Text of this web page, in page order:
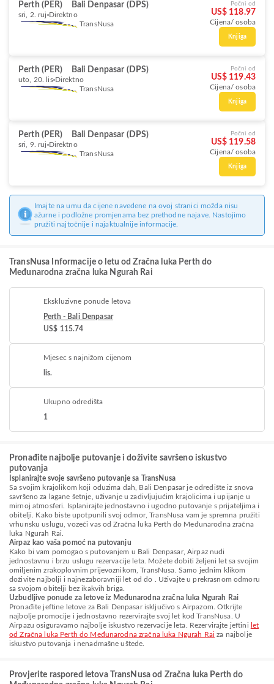
Perth (PER) Bali Denpasar (DPS)
sri, 2. ruj Direktno
TransNusa
Počni od
US$ 118.97
Cijena/ osoba
Knjiga
Perth (PER) Bali Denpasar (DPS)
uto, 20. lis Direktno
TransNusa
Počni od
US$ 119.43
Cijena/ osoba
Knjiga
Perth (PER) Bali Denpasar (DPS)
sri, 9. ruj Direktno
TransNusa
Počni od
US$ 119.58
Cijena/ osoba
Knjiga
Imajte na umu da cijene navedene na ovoj stranici možda nisu
ažurne i podložne promjenama bez prethodne najave. Nastojimo
pružiti najtočnije i najaktualnije informacije.
TransNusa Informacije o letu od Zračna luka Perth do
Međunarodna zračna luka Ngurah Rai
Ekskluzivne ponude letova
Perth - Bali Denpasar
US$ 115.74
Mjesec s najnižom cijenom
lis.
Ukupno odredišta
1
Pronađite najbolje putovanje i doživite savršeno iskustvo
putovanja
Isplanirajte svoje savršeno putovanje sa TransNusa
Sa svojim krajolikom koji oduzima dah, Bali Denpasar je odredište iz snova
savršeno za lagane šetnje, uživanje u zadivljujućim krajolicima i upijanje u
mirnoj atmosferi. Isplanirajte jednostavno i ugodno putovanje s prijateljima i
obitelji. Kako biste upotpunili svoj odmor, TransNusa vam je spremna pružiti
vrhunsku uslugu, vozeći vas od Zračna luka Perth do Međunarodna zračna
luka Ngurah Rai.
Airpaz kao vaša pomoć na putovanju
Kako bi vam pomogao s putovanjem u Bali Denpasar, Airpaz nudi
jednostavnu i brzu uslugu rezervacije leta. Možete dobiti željeni let sa svojim
omiljenim zrakoplovnim prijevoznikom, TransNusa. Samo jednim klikom
doživite najbolji i najnezaboravniji let od do . Uživajte u prekrasnom odmoru
sa svojom obitelji bez ikakvih briga.
Uzbudljive ponude za letove iz Međunarodna zračna luka Ngurah Rai
Pronađite jeftine letove za Bali Denpasar isključivo s Airpazom. Otkrijte
najbolje promocije i jednostavno rezervirajte svoj let kod TransNusa. U
Airpazu osiguravamo najbolje iskustvo rezervacije leta. Rezervirajte jeftini let
od Zračna luka Perth do Međunarodna zračna luka Ngurah Rai za najbolje
iskustvo putovanja i nenadmašne uštede.
Provjerite raspored letova TransNusa od Zračna luka Perth do